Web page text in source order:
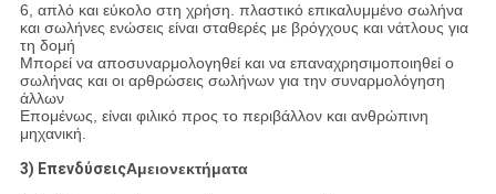
6, απλό και εύκολο στη χρήση. πλαστικό επικαλυμμένο σωλήνα
και σωλήνες ενώσεις είναι σταθερές με βρόγχους και νάτλους για
τη δομή
Μπορεί να αποσυναρμολογηθεί και να επαναχρησιμοποιηθεί ο
σωλήνας και οι αρθρώσεις σωλήνων για την συναρμολόγηση
άλλων
Επομένως, είναι φιλικό προς το περιβάλλον και ανθρώπινη
μηχανική.
3) ΕπενδύσειςΑμειονεκτήματα